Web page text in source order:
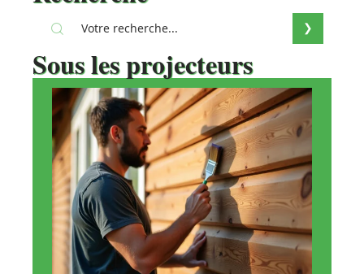
Sous les projecteurs